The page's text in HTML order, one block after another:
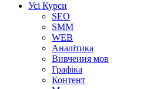
Усі Курси
SEO
SMM
WEB
Аналітика
Вивчення мов
Графіка
Контент